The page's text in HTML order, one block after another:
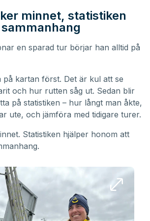
minnet, statistiken
en sparad tur börjar han alltid på
på kartan först. Det är kul att se
och hur rutten såg ut. Sedan blir
på statistiken – hur långt man åkte,
ute, och jämföra med tidigare turer.
Statistiken hjälper honom att